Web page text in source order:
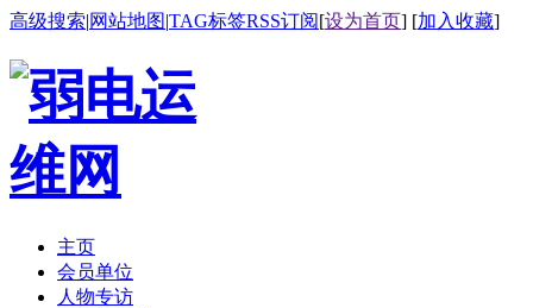
高级搜索|网站地图|TAG标签RSS订阅[设为首页] [加入收藏]
主页
会员单位
人物专访